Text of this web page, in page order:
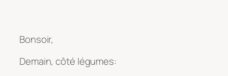
Bonsoir,
Demain, côté légumes: